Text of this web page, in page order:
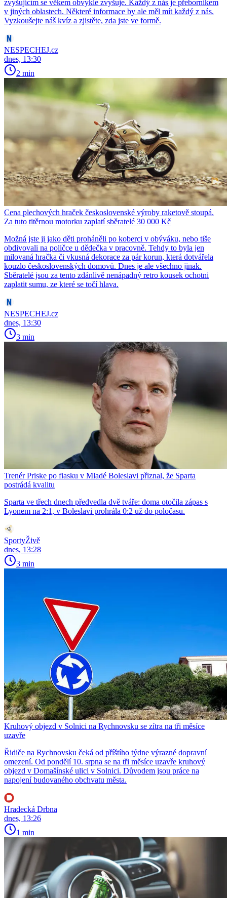
zvyšujícím se věkem obvykle zvyšuje. Každý z nás je přeborníkem
v jiných oblastech. Některé informace by ale měl mít každý z nás.
Vyzkoušejte náš kvíz a zjistěte, zda jste ve formě.
NESPECHEJ.cz
dnes, 13:30
2 min
Cena plechových hraček československé výroby raketově stoupá.
Za tuto titěrnou motorku zaplatí sběratelé 30 000 Kč
Možná jste ji jako děti proháněli po koberci v obýváku, nebo tiše
obdivovali na poličce u dědečka v pracovně. Tehdy to byla jen
milovaná hračka či vkusná dekorace za pár korun, která dotvářela
kouzlo československých domovů. Dnes je ale všechno jinak.
Sběratelé jsou za tento zdánlivě nenápadný retro kousek ochotni
zaplatit sumu, ze které se točí hlava.
NESPECHEJ.cz
dnes, 13:30
3 min
Trenér Priske po fiasku v Mladé Boleslavi přiznal, že Sparta
postrádá kvalitu
Sparta ve třech dnech předvedla dvě tváře: doma otočila zápas s
Lyonem na 2:1, v Boleslavi prohrála 0:2 už do poločasu.
SportyŽivě
dnes, 13:28
3 min
Kruhový objezd v Solnici na Rychnovsku se zítra na tři měsíce
uzavře
Řidiče na Rychnovsku čeká od příštího týdne výrazné dopravní
omezení. Od pondělí 10. srpna se na tři měsíce uzavře kruhový
objezd v Domašínské ulici v Solnici. Důvodem jsou práce na
napojení budovaného obchvatu města.
Hradecká Drbna
dnes, 13:26
1 min